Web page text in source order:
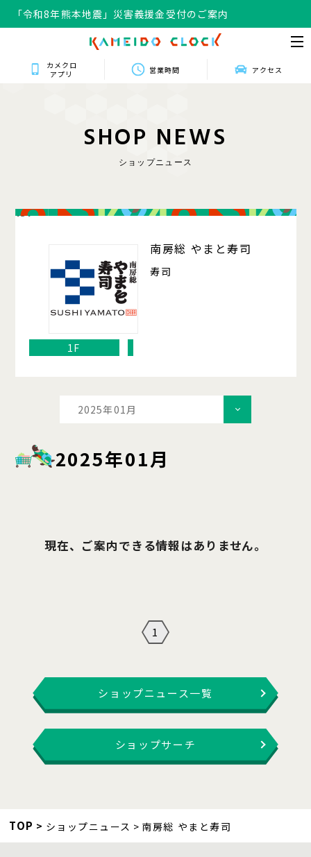
「令和8年熊本地震」災害義援金受付のご案内
カメクロ
アプリ
営業時間 アクセス
SHOP NEWS
ショップニュース
131
南房総 やまと寿司
寿司
1F
2025年01月
2025年01月
現在、ご案内できる情報はありません。
1
ショップニュース一覧
ショップサーチ
TOP ショップニュース 南房総 やまと寿司